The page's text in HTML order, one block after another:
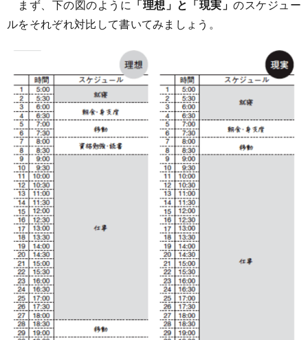
まず、下の図のように 「理想」と「現実」のスケジュー
ルをそれぞれ対比して書いてみましょう。